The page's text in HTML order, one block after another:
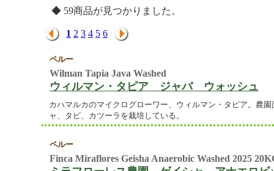
◆ 59商品が見つかりました。
1 2 3 4 5 6
ペルー
Wilman Tapia Java Washed
ウィルマン・タピア ジャバ ウォッシュ
カハマルカのマイクログローワー、ウィルマン・タピア。農
ャ、タビ、カツーラを栽培している。
ペルー
Finca Miraflores Geisha Anaerobic Washed 2025